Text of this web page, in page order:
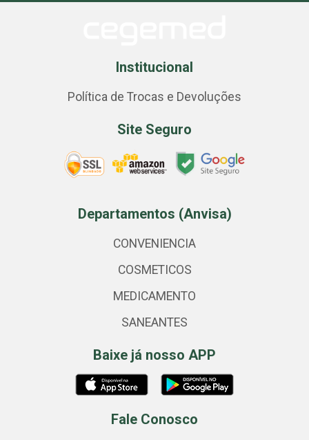
Institucional
Política de Trocas e Devoluções
Site Seguro
Departamentos (Anvisa)
CONVENIENCIA
COSMETICOS
MEDICAMENTO
SANEANTES
Baixe já nosso APP
Fale Conosco